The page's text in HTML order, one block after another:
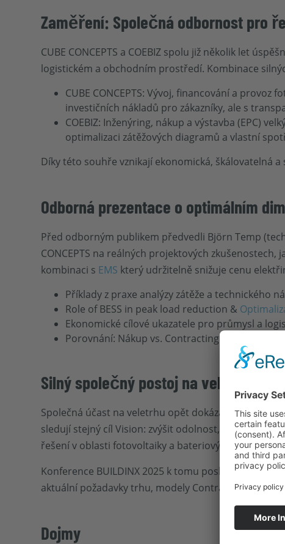
Zaměření: Společná odbornost pro
CUBE CONCEPTS a COEBIZ spolu již několik let
logistickém a obchodním prostředí. Kombinace
CUBE CONCEPTS: Vývoj, financování a
investičních nákladů pro zákazníky, ale s
COEBIZ: Inženýring, nákup a výstavba (EPC)
optimalizaci zátěžových diagramů a vlastní
Díky této souhře vznikají ekonomická, škálovatelná
Odborná prezentace o optimálním
Před odborným publikem předvedli Björn Temp
CONCEPTS na reálných projektových
kombinaci s EMS který udržitelně snižuje cenu
Příklady z praxe analýzy zátěže a technického
Role of BESS in peak load reduction &
Ekonomické cílové ukazatele pro průmysl a
Porovnání: Nákup vs. Contracting
Silný společný postoj na veletrhu
Společná účast na veletrhu opět dokázala, jak dobře
sledují stejný cíl Vision: zvýšit odolnost, udržitelnost
řešení v oblasti fotovoltaiky a bateriových úložišť
Konference BUILDINX 2025 k tomu poskytla
aktuální požadavky trhu, modely Contracting a
Dojmy